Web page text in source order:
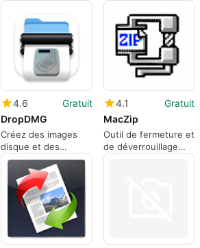
en ISO pour les
utilisateurs de Mac
afin de convertir des
fichiers DMG en
images disque ISO
4.6
Gratuit
DropDMG
Créez des images
disque et des
archives par simple
glisser-déposer.
4.1
Gratuit
MacZip
Outil de fermeture et
de déverrouillage
des fichiers zip pour